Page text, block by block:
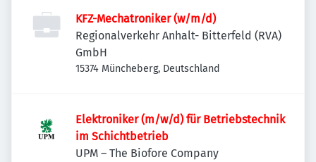
KFZ-Mechatroniker (w/m/d)
Regionalverkehr Anhalt- Bitterfeld (RVA)
GmbH
15374 Müncheberg, Deutschland
Elektroniker (m/w/d) für Betriebstechnik
im Schichtbetrieb
UPM – The Biofore Company